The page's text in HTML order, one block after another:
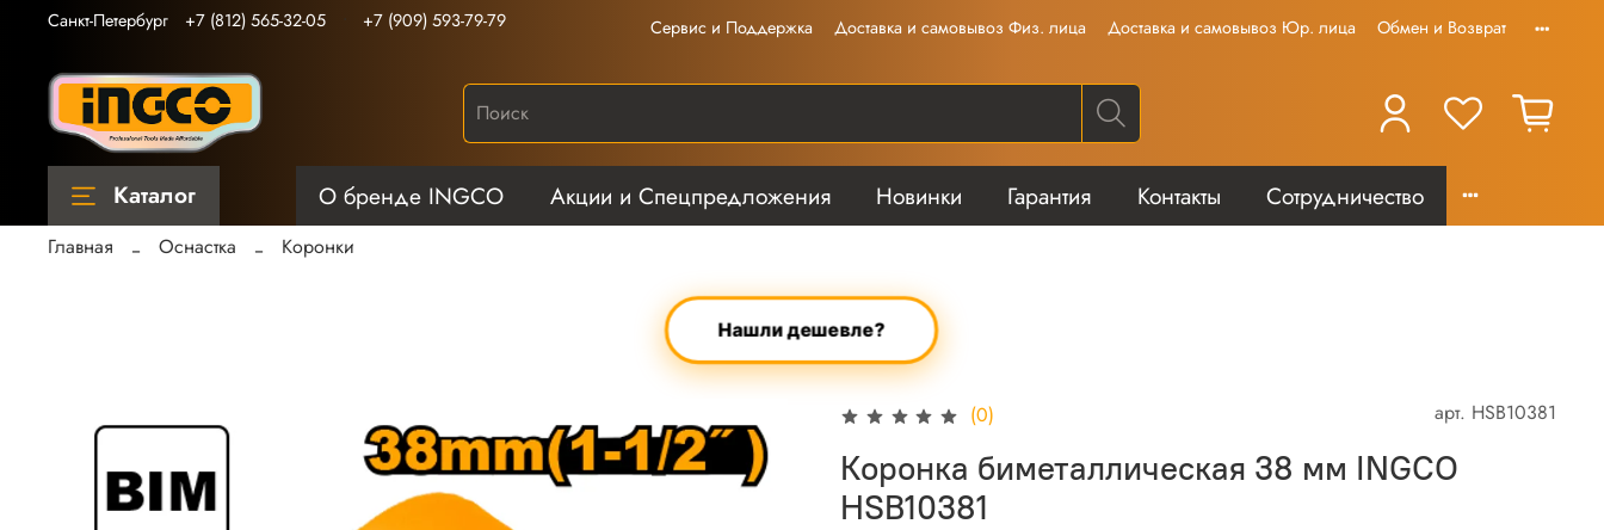
Сервис и Поддержка Доставка и самовывоз Физ. лица Доставка и самовывоз Юр. лица Обмен и Возврат
Санкт-Петербург +7 (812) 565-32-05 +7 (909) 593-79-79
Каталог О бренде INGCO Акции и Спецпредложения Новинки Гарантия Контакты Сотрудничество
Главная Оснастка Коронки
Нашли дешевле?
(0) арт. HSB10381
Коронка биметаллическая 38 мм INGCO
HSB10381